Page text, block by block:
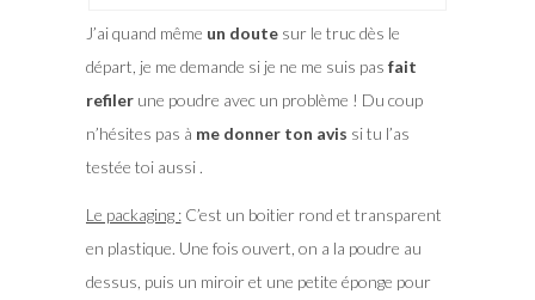
J’ai quand même un doutesur le truc dès le
départ, je me demande si je ne me suis pas fait
refilerune poudre avec un problème ! Du coup
n’hésites pas à me donner ton avis si tu l’as
testée toi aussi .
Le packaging :C’est un boitier rond et transparent
en plastique. Une fois ouvert, on a la poudre au
dessus, puis un miroir et une petite éponge pour